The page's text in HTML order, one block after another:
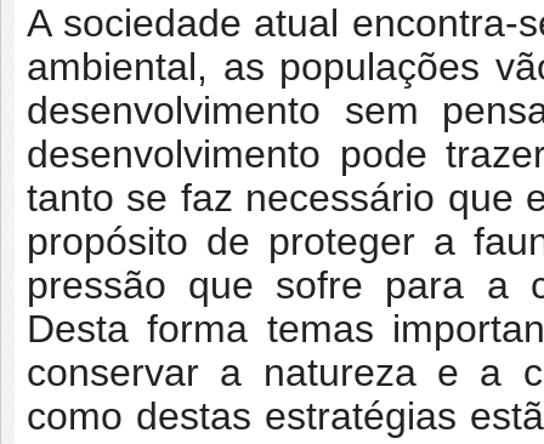
A sociedade atual encontra-
ambiental, as populações
desenvolvimento sem
desenvolvimento pode
tanto se faz necessário que
propósito de proteger a
pressão que sofre para a
Desta forma temas
conservar a natureza e a
como destas estratégias